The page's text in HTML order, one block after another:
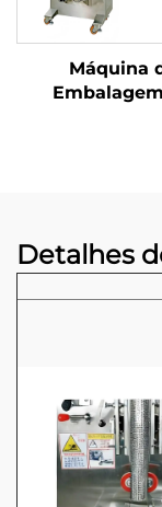
Máquina
Detalhes